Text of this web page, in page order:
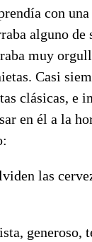
con
alguno de
muy
Casi
clásicas, e
en él a la
las
generoso,